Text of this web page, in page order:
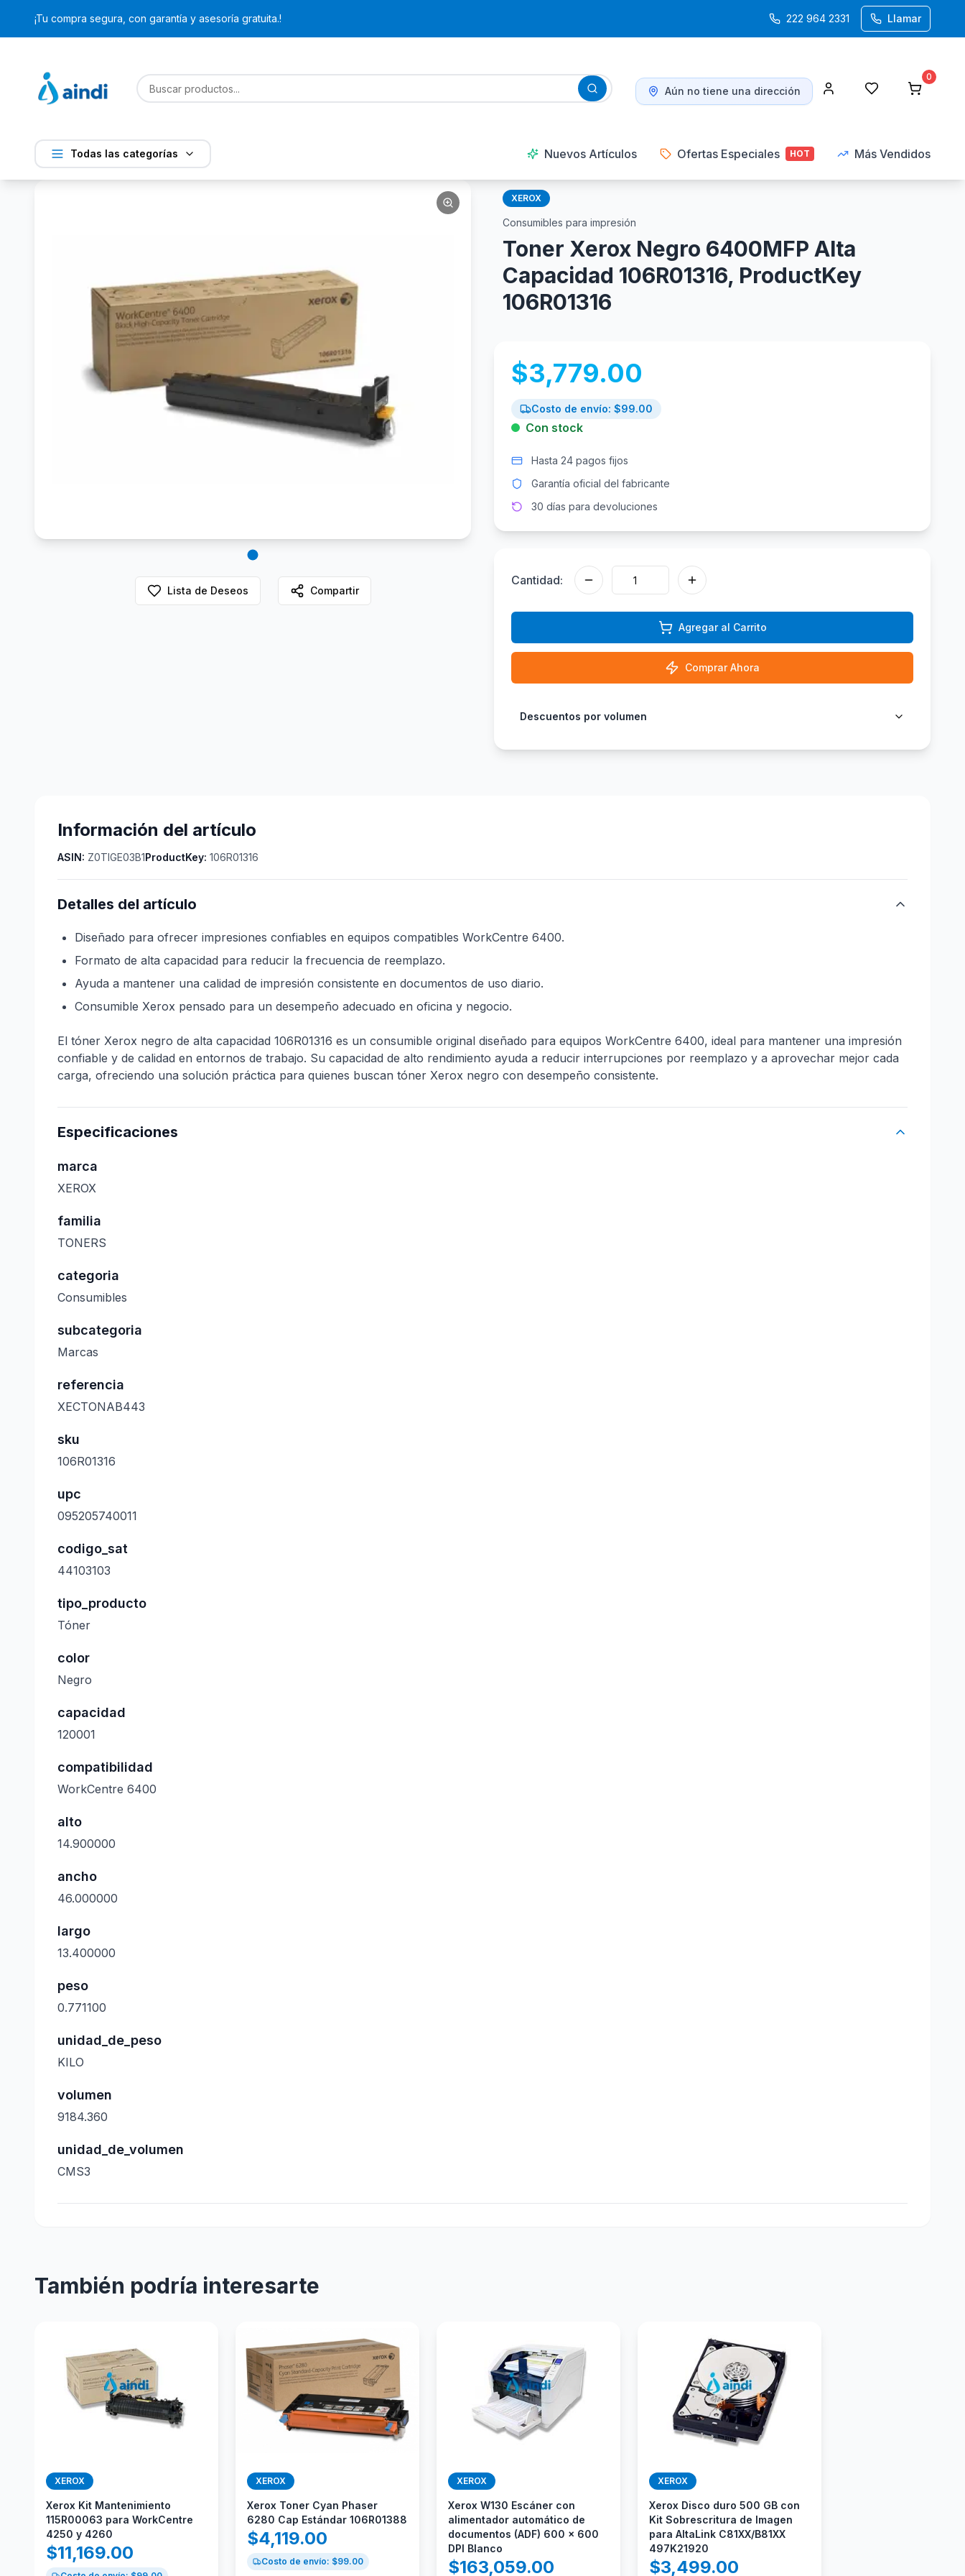
¡Tu compra segura, con garantía y asesoría gratuita.! 222 964 2331 Llamar
Aún no tiene una dirección
0
Todas las categorías Nuevos Artículos Ofertas Especiales HOT Más Vendidos
Lista de Deseos Compartir
XEROX
Consumibles para impresión
Toner Xerox Negro 6400MFP Alta
Capacidad 106R01316, ProductKey
106R01316
$3,779.00
Costo de envío: $99.00
Con stock
Hasta 24 pagos fijos
Garantía oficial del fabricante
30 días para devoluciones
Cantidad:
Agregar al Carrito
Comprar Ahora
Descuentos por volumen
Información del artículo
ASIN: Z0TIGE03B1ProductKey: 106R01316
Detalles del artículo
Diseñado para ofrecer impresiones confiables en equipos compatibles WorkCentre 6400.
Formato de alta capacidad para reducir la frecuencia de reemplazo.
Ayuda a mantener una calidad de impresión consistente en documentos de uso diario.
Consumible Xerox pensado para un desempeño adecuado en oficina y negocio.
El tóner Xerox negro de alta capacidad 106R01316 es un consumible original diseñado para equipos WorkCentre 6400, ideal para mantener una impresión
confiable y de calidad en entornos de trabajo. Su capacidad de alto rendimiento ayuda a reducir interrupciones por reemplazo y a aprovechar mejor cada
carga, ofreciendo una solución práctica para quienes buscan tóner Xerox negro con desempeño consistente.
Especificaciones
marca
XEROX
familia
TONERS
categoria
Consumibles
subcategoria
Marcas
referencia
XECTONAB443
sku
106R01316
upc
095205740011
codigo_sat
44103103
tipo_producto
Tóner
color
Negro
capacidad
120001
compatibilidad
WorkCentre 6400
alto
14.900000
ancho
46.000000
largo
13.400000
peso
0.771100
unidad_de_peso
KILO
volumen
9184.360
unidad_de_volumen
CMS3
También podría interesarte
XEROX
Xerox Kit Mantenimiento
115R00063 para WorkCentre
4250 y 4260
$11,169.00
XEROX
Xerox Toner Cyan Phaser
6280 Cap Estándar 106R01388
$4,119.00
Costo de envío: $99.00
XEROX
Xerox W130 Escáner con
alimentador automático de
documentos (ADF) 600 x 600
DPI Blanco
$163,059.00
XEROX
Xerox Disco duro 500 GB con
Kit Sobrescritura de Imagen
para AltaLink C81XX/B81XX
497K21920
$3,499.00